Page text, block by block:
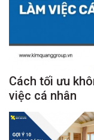
Cách tối ưu
việc cá nhân